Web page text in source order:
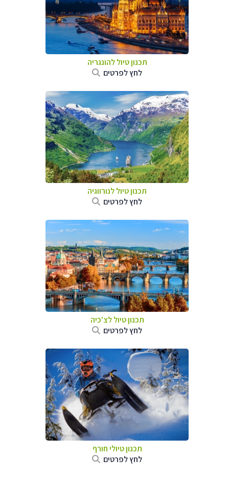
תכנון טיול להונגריה
לחץ לפרטים
תכנון טיול לנורווגיה
לחץ לפרטים
תכנון טיול לצ'כיה
לחץ לפרטים
תכנון טיולי חורף
לחץ לפרטים